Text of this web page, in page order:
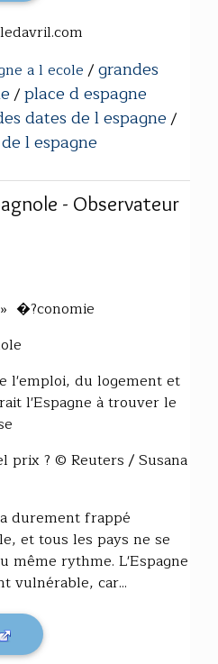
a l ecole/grandes
/place d espagne
dates de l espagne/
l espagne
- Observateur
�?conomie
l'emploi, du logement et
l'Espagne à trouver le
prix ? © Reuters / Susana
durement frappé
et tous les pays ne se
même rythme. L'Espagne
vulnérable, car...